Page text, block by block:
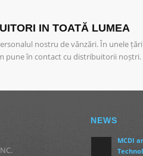
IN TOATĂ LUMEA
nostru de vânzări. În unele
pune în contact cu distribuitorii noștri.
NEWS
MCDI